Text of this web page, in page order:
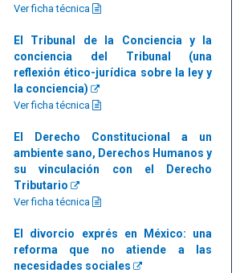
Ver ficha técnica
El Tribunal de la Conciencia y la
conciencia del Tribunal (una
reflexión ético-jurídica sobre la ley y
la conciencia)
Ver ficha técnica
El Derecho Constitucional a un
ambiente sano, Derechos Humanos y
su vinculación con el Derecho
Tributario
Ver ficha técnica
El divorcio exprés en México: una
reforma que no atiende a las
necesidades sociales